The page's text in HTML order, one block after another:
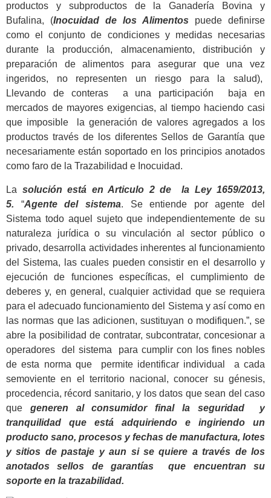
productos y subproductos de la Ganadería Bovina y
Bufalina, (Inocuidad de los Alimentos puede definirse
como el conjunto de condiciones y medidas necesarias
durante la producción, almacenamiento, distribución y
preparación de alimentos para asegurar que una vez
ingeridos, no representen un riesgo para la salud),
Llevando de conteras a una participación baja en
mercados de mayores exigencias, al tiempo haciendo casi
que imposible la generación de valores agregados a los
productos través de los diferentes Sellos de Garantía que
necesariamente están soportado en los principios anotados
como faro de la Trazabilidad e Inocuidad.
La solución está en Articulo 2 de la Ley 1659/2013,
5. “Agente del sistema. Se entiende por agente del
Sistema todo aquel sujeto que independientemente de su
naturaleza jurídica o su vinculación al sector público o
privado, desarrolla actividades inherentes al funcionamiento
del Sistema, las cuales pueden consistir en el desarrollo y
ejecución de funciones específicas, el cumplimiento de
deberes y, en general, cualquier actividad que se requiera
para el adecuado funcionamiento del Sistema y así como en
las normas que las adicionen, sustituyan o modifiquen.”, se
abre la posibilidad de contratar, subcontratar, concesionar a
operadores del sistema para cumplir con los fines nobles
de esta norma que permite identificar individual a cada
semoviente en el territorio nacional, conocer su génesis,
procedencia, récord sanitario, y los datos que sean del caso
que generen al consumidor final la seguridad y
tranquilidad que está adquiriendo e ingiriendo un
producto sano, procesos y fechas de manufactura, lotes
y sitios de pastaje y aun si se quiere a través de los
anotados sellos de garantías que encuentran su
soporte en la trazabilidad.